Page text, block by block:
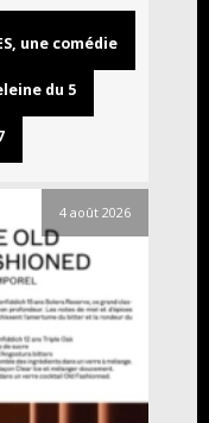
une comédie
du 5
4 août 2026